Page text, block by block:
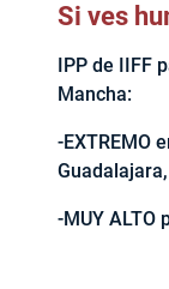
Si ves
IPP de IIFF
Mancha:
-EXTREMO
-MUY ALTO